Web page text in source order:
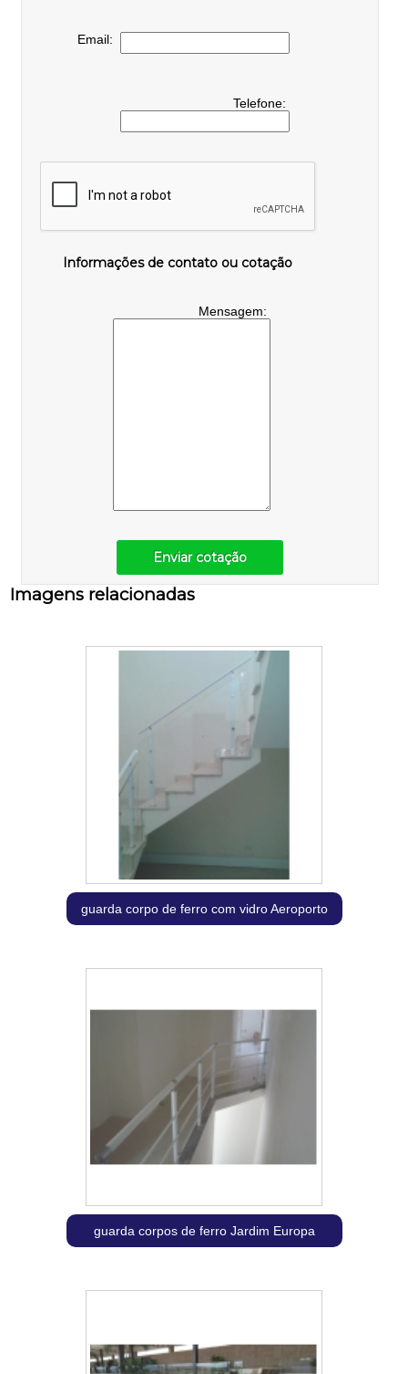
Email:
Telefone:
Informações de contato ou cotação
Mensagem:
Enviar cotação
Imagens relacionadas
guarda corpo de ferro com vidro Aeroporto
guarda corpos de ferro Jardim Europa